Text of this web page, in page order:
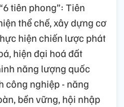
tiên phong”: Tiên
thể chế, xây dựng cơ
hiện chiến lược phát
hiện đại hoá đất
năng lượng quốc
công nghiệp - năng
bền vững, hội nhập